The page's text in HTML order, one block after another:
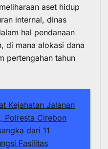
aset hidup
internal, dinas
hal pendanaan
di mana alokasi dana
pertengahan tahun
Kejahatan Jalanan
Polresta Cirebon
dari 11
Fasilitas